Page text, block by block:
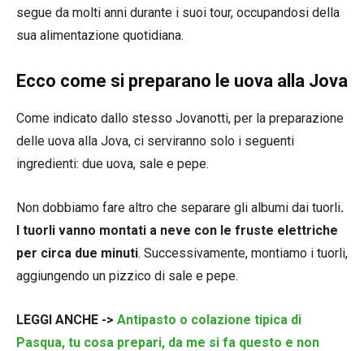
segue da molti anni durante i suoi tour, occupandosi della
sua alimentazione quotidiana.
Ecco come si preparano le uova alla Jova
Come indicato dallo stesso Jovanotti, per la preparazione
delle uova alla Jova, ci serviranno solo i seguenti
ingredienti: due uova, sale e pepe.
Non dobbiamo fare altro che separare gli albumi dai tuorli.
I tuorli vanno montati a neve con le fruste elettriche
per circa due minuti. Successivamente, montiamo i tuorli,
aggiungendo un pizzico di sale e pepe.
LEGGI ANCHE -> Antipasto o colazione tipica di
Pasqua, tu cosa prepari, da me si fa questo e non